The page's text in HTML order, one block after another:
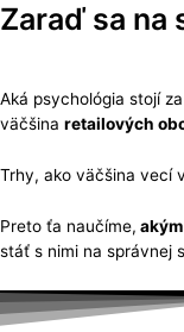
Zaraď sa na
Aká psychológia stojí
väčšina retailových
Trhy, ako väčšina vecí
Preto ťa naučíme,
stáť s nimi na správnej